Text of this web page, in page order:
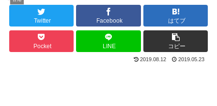
Twitter Facebook はてブ
Pocket LINE コピー
2019.08.12 2019.05.23